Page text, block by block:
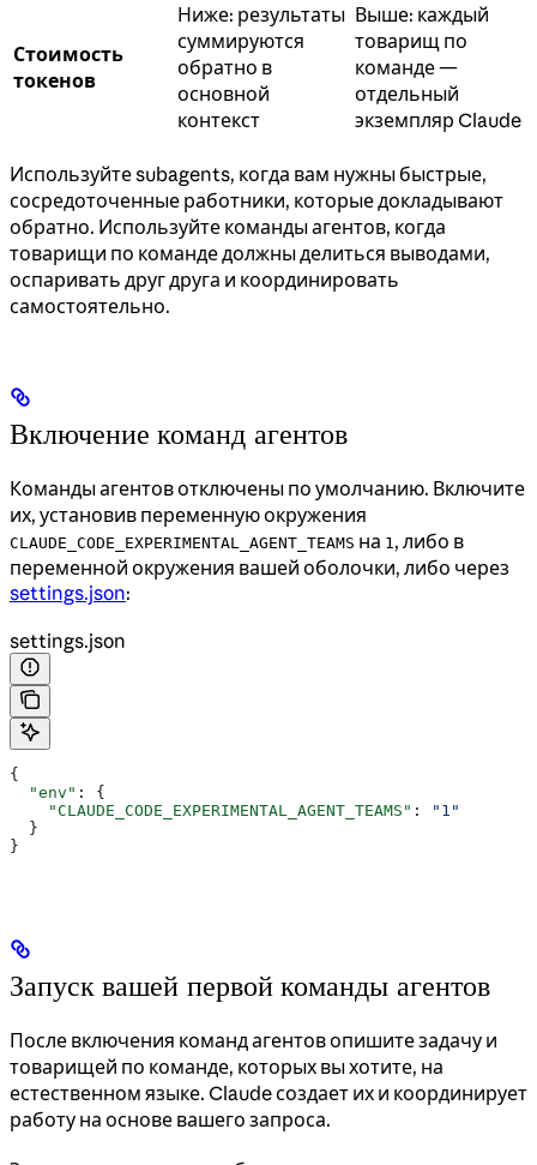
Стоимость
токенов
Ниже: результаты
суммируются
обратно в
основной
контекст
Выше: каждый
товарищ по
команде —
отдельный
экземпляр Claude
Используйте subagents, когда вам нужны быстрые,
сосредоточенные работники, которые докладывают
обратно. Используйте команды агентов, когда
товарищи по команде должны делиться выводами,
оспаривать друг друга и координировать
самостоятельно.
Включение команд агентов
Команды агентов отключены по умолчанию. Включите
их, установив переменную окружения
CLAUDE_CODE_EXPERIMENTAL_AGENT_TEAMS на 1 , либо в
переменной окружения вашей оболочки, либо через
settings.json:
settings.json
{
  "env"
: {
    "CLAUDE_CODE_EXPERIMENTAL_AGENT_TEAMS"
:
"1"
  }
}
Запуск вашей первой команды агентов
После включения команд агентов опишите задачу и
товарищей по команде, которых вы хотите, на
естественном языке. Claude создает их и координирует
работу на основе вашего запроса.